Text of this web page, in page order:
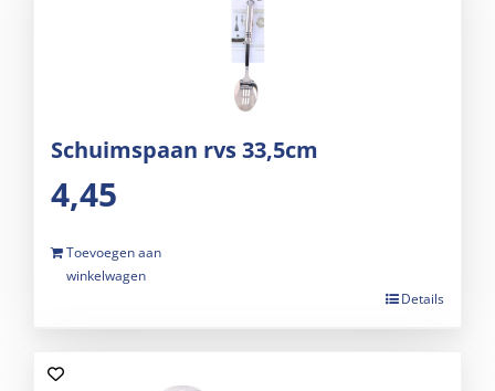
Schuimspaan rvs 33,5cm
4,45
Toevoegen aan
winkelwagen
Details